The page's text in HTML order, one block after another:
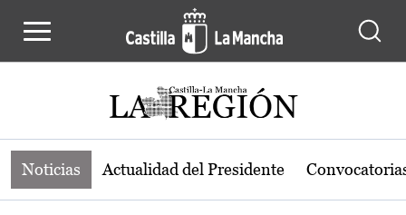
Noticias de la región de Castilla-La
Noticias Actualidad del Presidente